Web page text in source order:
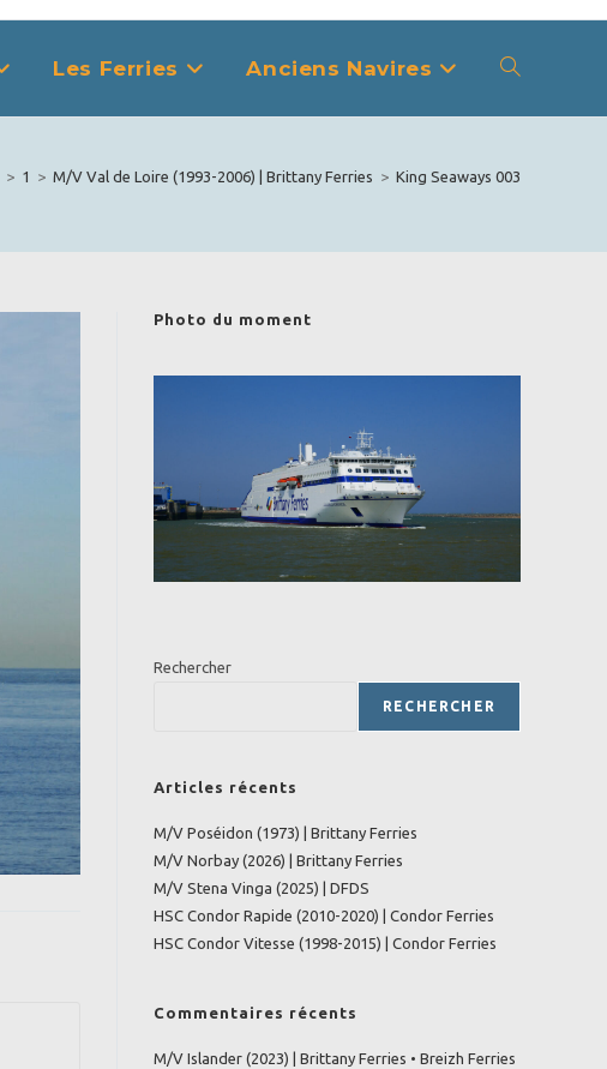
Les Ferries Anciens Navires Toggle
> 1 > M/V Val de Loire (1993-2006) | Brittany Ferries > King Seaways 003
Photo du moment
Rechercher
RECHERCHER
Articles récents
M/V Poséidon (1973) | Brittany Ferries
M/V Norbay (2026) | Brittany Ferries
M/V Stena Vinga (2025) | DFDS
HSC Condor Rapide (2010-2020) | Condor Ferries
HSC Condor Vitesse (1998-2015) | Condor Ferries
Commentaires récents
M/V Islander (2023) | Brittany Ferries • Breizh Ferries